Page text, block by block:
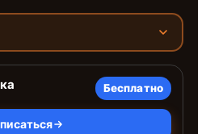
Бесплатно